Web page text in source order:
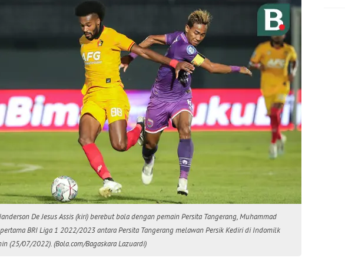
De Jesus Assis (kiri) berebut bola dengan pemain Persita Tangerang, Muhammad
BRI Liga 1 2022/2023 antara Persita Tangerang melawan Persik Kediri di Indomilk
(25/07/2022). (Bola.com/Bagaskara Lazuardi)